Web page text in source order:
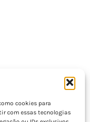
cookies para
com essas tecnologias